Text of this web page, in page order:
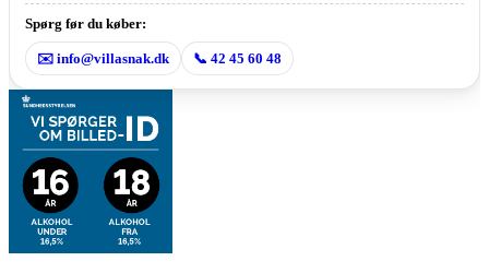
Spørg før du køber:
✉️ info@villasnak.dk 📞 42 45 60 48